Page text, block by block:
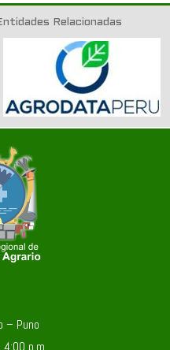
Relacionadas
– Puno
p.m.